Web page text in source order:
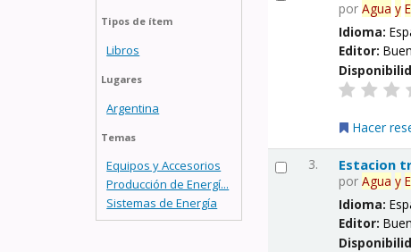
Tipos de ítem
Libros
Lugares
Argentina
Temas
Equipos y Accesorios
Producción de Energí...
Sistemas de Energía
porAgua y
Idioma:
Editor:
Hacer
3. Estacion
porAgua y
Idioma:
Editor: